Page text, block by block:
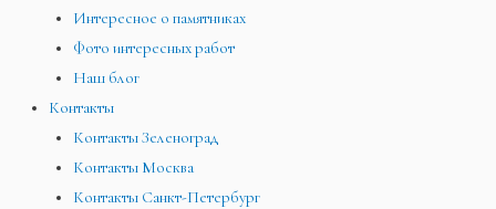
Интересное о памятниках
Фото интересных работ
Наш блог
Контакты
Контакты Зеленоград
Контакты Москва
Контакты Санкт-Петербург